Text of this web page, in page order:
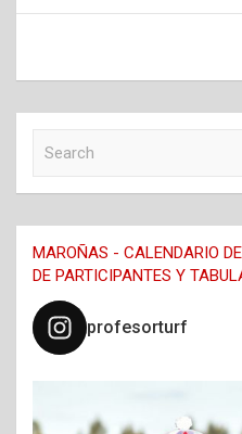
c
h
MAROÑAS - CALENDARIO
DE PARTICIPANTES Y
profesorturf